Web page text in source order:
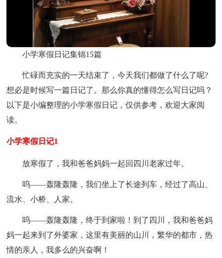
小学寒假日记集锦15篇
忙碌而充实的一天结束了，今天我们都做了什么了呢?
想必是时候写一篇日记了。那么你真的懂得怎么写日记吗？
以下是小编整理的小学寒假日记，仅供参考，欢迎大家阅
读。
小学寒假日记1
放寒假了，我和爸爸妈妈一起回四川老家过年。
呜——轰隆轰隆，我们坐上了长途列车，经过了高山、
流水、小桥、人家。
呜——轰隆轰隆，终于到家啦！到了四川，我和爸爸妈
妈一起来到了外婆家，这里有美丽的山川，繁华的都市，热
情的亲人，我多么的兴奋啊！